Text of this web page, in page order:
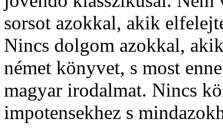
sorsot azokkal, akik
Nincs dolgom azokkal,
német könyvet, s most
magyar irodalmat. Nincs
impotensekhez s